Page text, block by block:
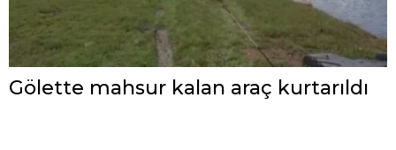
Gölette mahsur kalan araç kurtarıldı